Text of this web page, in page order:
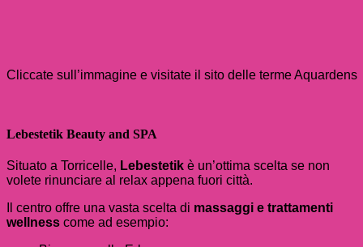
Cliccate sull’immagine e visitate il sito delle terme Aquardens
Lebestetik Beauty and SPA
Situato a Torricelle, Lebestetik è un’ottima scelta se non
volete rinunciare al relax appena fuori città.
Il centro offre una vasta scelta di massaggi e trattamenti
wellness come ad esempio: